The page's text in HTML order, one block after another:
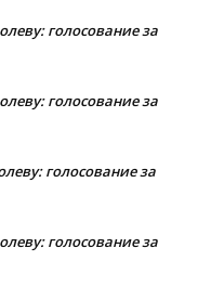
голосование за
голосование за
голосование за
голосование за